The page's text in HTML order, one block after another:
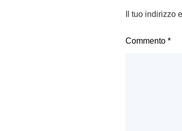
Il tuo indirizzo
Commento *